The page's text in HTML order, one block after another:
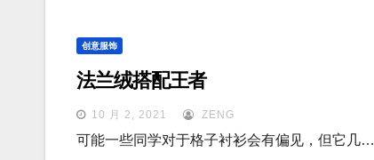
创意服饰
法兰绒搭配王者
10 月 2, 2021 ZENG
可能一些同学对于格子衬衫会有偏见，但它几…